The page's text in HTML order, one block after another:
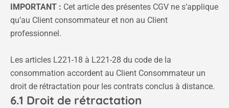
IMPORTANT : Cet article des présentes CGV ne s’applique
qu’au Client consommateur et non au Client
professionnel.
Les articles L221-18 à L221-28 du code de la
consommation accordent au Client Consommateur un
droit de rétractation pour les contrats conclus à distance.
6.1 Droit de rétractation